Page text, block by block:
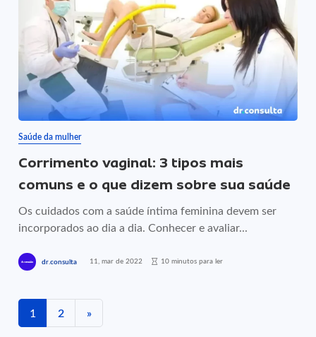
Saúde da mulher
Corrimento vaginal: 3 tipos mais
comuns e o que dizem sobre sua saúde
Os cuidados com a saúde íntima feminina devem ser
incorporados ao dia a dia. Conhecer e avaliar...
dr.consulta 11, mar de 2022 10 minutos para ler
1 2 »